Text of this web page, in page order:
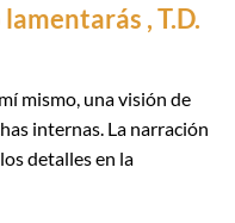
, T.D.
mismo, una visión de
internas. La narración
detalles en la